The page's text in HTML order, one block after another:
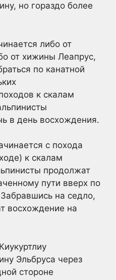
но гораздо более
либо от
от хижины Леапрус,
по канатной
к скалам
в день восхождения.
с похода
к скалам
продолжат
пути вверх по
на седло,
восхождение на
Эльбруса через
стороне